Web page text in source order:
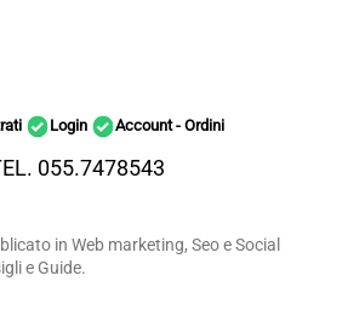
Login Account - Ordini
055.7478543
in Web marketing, Seo e Social
e Guide.